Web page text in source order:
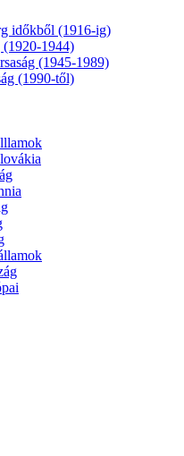
időkből (1916-ig)
1944)
(1945-1989)
(1990-től)